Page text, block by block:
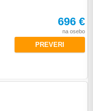
696 €
na osebo
PREVERI